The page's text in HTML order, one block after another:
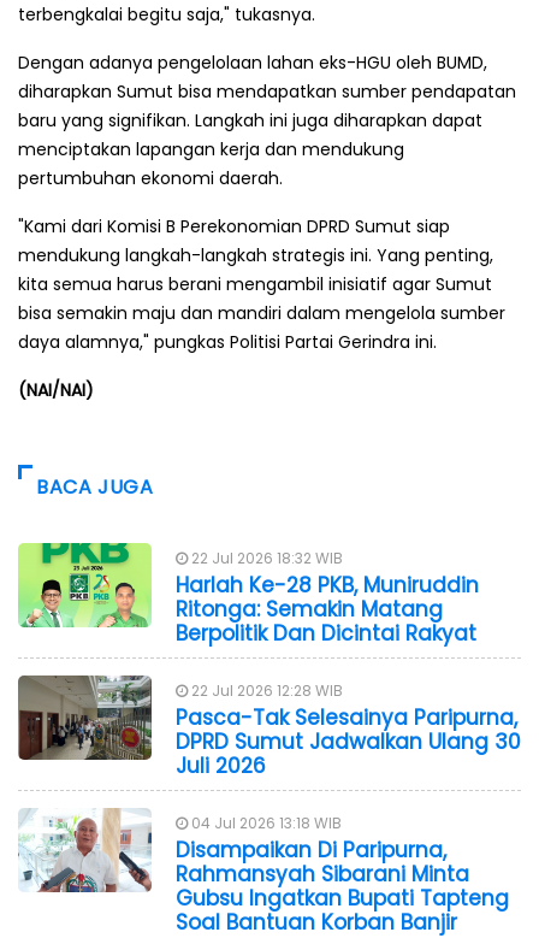
terbengkalai begitu saja," tukasnya.
Dengan adanya pengelolaan lahan eks-HGU oleh BUMD,
diharapkan Sumut bisa mendapatkan sumber pendapatan
baru yang signifikan. Langkah ini juga diharapkan dapat
menciptakan lapangan kerja dan mendukung
pertumbuhan ekonomi daerah.
"Kami dari Komisi B Perekonomian DPRD Sumut siap
mendukung langkah-langkah strategis ini. Yang penting,
kita semua harus berani mengambil inisiatif agar Sumut
bisa semakin maju dan mandiri dalam mengelola sumber
daya alamnya," pungkas Politisi Partai Gerindra ini.
(NAI/NAI)
BACA JUGA
22 Jul 2026 18:32 WIB
Harlah Ke-28 PKB, Muniruddin
Ritonga: Semakin Matang
Berpolitik Dan Dicintai Rakyat
22 Jul 2026 12:28 WIB
Pasca-Tak Selesainya Paripurna,
DPRD Sumut Jadwalkan Ulang 30
Juli 2026
04 Jul 2026 13:18 WIB
Disampaikan Di Paripurna,
Rahmansyah Sibarani Minta
Gubsu Ingatkan Bupati Tapteng
Soal Bantuan Korban Banjir